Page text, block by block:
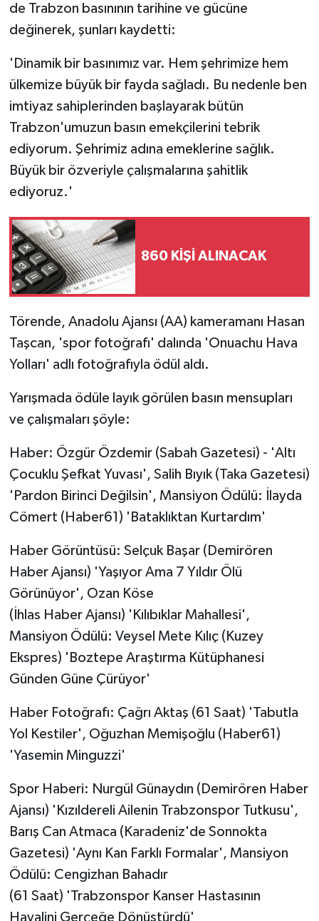
de Trabzon basınının tarihine ve gücüne
değinerek, şunları kaydetti:
'Dinamik bir basınımız var. Hem şehrimize hem
ülkemize büyük bir fayda sağladı. Bu nedenle ben
imtiyaz sahiplerinden başlayarak bütün
Trabzon'umuzun basın emekçilerini tebrik
ediyorum. Şehrimiz adına emeklerine sağlık.
Büyük bir özveriyle çalışmalarına şahitlik
ediyoruz.'
860 KİŞİ ALINACAK
Törende, Anadolu Ajansı (AA) kameramanı Hasan
Taşcan, 'spor fotoğrafı' dalında 'Onuachu Hava
Yolları' adlı fotoğrafıyla ödül aldı.
Yarışmada ödüle layık görülen basın mensupları
ve çalışmaları şöyle:
Haber: Özgür Özdemir (Sabah Gazetesi) - 'Altı
Çocuklu Şefkat Yuvası', Salih Bıyık (Taka Gazetesi)
'Pardon Birinci Değilsin', Mansiyon Ödülü: İlayda
Cömert (Haber61) 'Bataklıktan Kurtardım'
Haber Görüntüsü: Selçuk Başar (Demirören
Haber Ajansı) 'Yaşıyor Ama 7 Yıldır Ölü
Görünüyor', Ozan Köse
(İhlas Haber Ajansı) 'Kılıbıklar Mahallesi',
Mansiyon Ödülü: Veysel Mete Kılıç (Kuzey
Ekspres) 'Boztepe Araştırma Kütüphanesi
Günden Güne Çürüyor'
Haber Fotoğrafı: Çağrı Aktaş (61 Saat) 'Tabutla
Yol Kestiler', Oğuzhan Memişoğlu (Haber61)
'Yasemin Minguzzi'
Spor Haberi: Nurgül Günaydın (Demirören Haber
Ajansı) 'Kızıldereli Ailenin Trabzonspor Tutkusu',
Barış Can Atmaca (Karadeniz'de Sonnokta
Gazetesi) 'Aynı Kan Farklı Formalar', Mansiyon
Ödülü: Cengizhan Bahadır
(61 Saat) 'Trabzonspor Kanser Hastasının
Hayalini Gerçeğe Dönüştürdü'